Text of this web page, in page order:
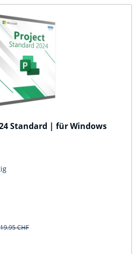
Standard | für Windows
CHF